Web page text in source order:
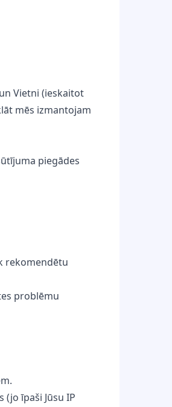
Vietni (ieskaitot
mēs izmantojam
piegādes
rekomendētu
problēmu
īpaši Jūsu IP